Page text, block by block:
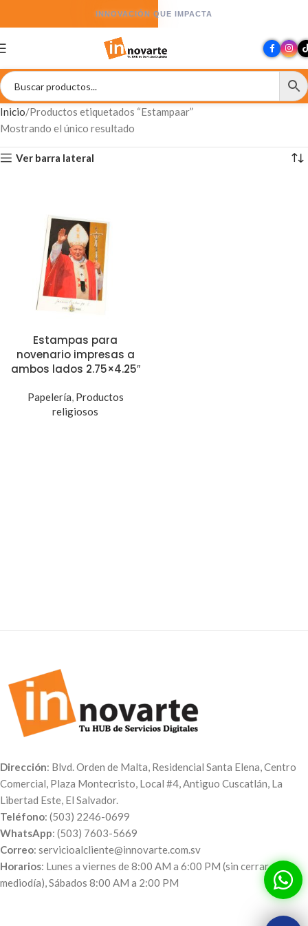
INNOVACIÓN QUE IMPACTA
Inicio Productos etiquetados “Estampaar”
Mostrando el único resultado
Ver barra lateral
Estampas para
novenario impresas a
ambos lados 2.75×4.25″
Papelería, Productos
religiosos
Dirección: Blvd. Orden de Malta, Residencial Santa Elena, Centro
Comercial, Plaza Montecristo, Local #4, Antiguo Cuscatlán, La
Libertad Este, El Salvador.
Teléfono: (503) 2246-0699
WhatsApp: (503) 7603-5669
Correo: servicioalcliente@innovarte.com.sv
Horarios: Lunes a viernes de 8:00 AM a 6:00 PM (sin cerrar al
mediodía), Sábados 8:00 AM a 2:00 PM